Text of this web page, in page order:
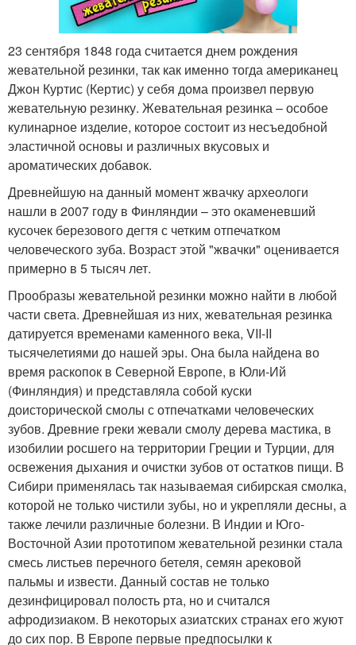
23 сентября 1848 года считается днем рождения
жевательной резинки, так как именно тогда американец
Джон Куртис (Кертис) у себя дома произвел первую
жевательную резинку. Жевательная резинка – особое
кулинарное изделие, которое состоит из несъедобной
эластичной основы и различных вкусовых и
ароматических добавок.
Древнейшую на данный момент жвачку археологи
нашли в 2007 году в Финляндии – это окаменевший
кусочек березового дегтя с четким отпечатком
человеческого зуба. Возраст этой "жвачки" оценивается
примерно в 5 тысяч лет.
Прообразы жевательной резинки можно найти в любой
части света. Древнейшая из них, жевательная резинка
датируется временами каменного века, VII-II
тысячелетиями до нашей эры. Она была найдена во
время раскопок в Северной Европе, в Юли-Ий
(Финляндия) и представляла собой куски
доисторической смолы с отпечатками человеческих
зубов. Древние греки жевали смолу дерева мастика, в
изобилии росшего на территории Греции и Турции, для
освежения дыхания и очистки зубов от остатков пищи. В
Сибири применялась так называемая сибирская смолка,
которой не только чистили зубы, но и укрепляли десны, а
также лечили различные болезни. В Индии и Юго-
Восточной Азии прототипом жевательной резинки стала
смесь листьев перечного бетеля, семян арековой
пальмы и извести. Данный состав не только
дезинфицировал полость рта, но и считался
афродизиаком. В некоторых азиатских странах его жуют
до сих пор. В Европе первые предпосылки к